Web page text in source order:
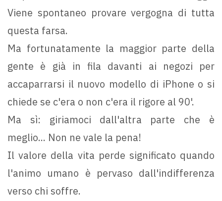
Viene spontaneo provare vergogna di tutta
questa farsa.
Ma fortunatamente la maggior parte della
gente è già in fila davanti ai negozi per
accaparrarsi il nuovo modello di iPhone o si
chiede se c'era o non c'era il rigore al 90'.
Ma sì: giriamoci dall'altra parte che è
meglio... Non ne vale la pena!
Il valore della vita perde significato quando
l'animo umano è pervaso dall'indifferenza
verso chi soffre.